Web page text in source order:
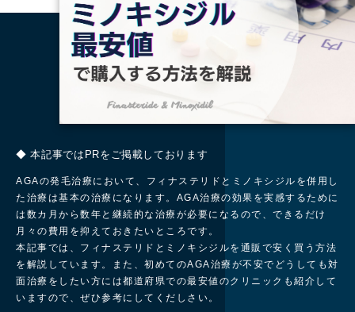
◆ 本記事ではPRをご掲載しております
AGAの発毛治療において、フィナステリドとミノキシジルを併用し
た治療は基本の治療になります。AGA治療の効果を実感するために
は数カ月から数年と継続的な治療が必要になるので、できるだけ
月々の費用を抑えておきたいところです。
本記事では、フィナステリドとミノキシジルを通販で安く買う方法
を解説しています。また、初めてのAGA治療が不安でどうしても対
面治療をしたい方には都道府県での最安値のクリニックも紹介して
いますので、ぜひ参考にしてくだしさい。